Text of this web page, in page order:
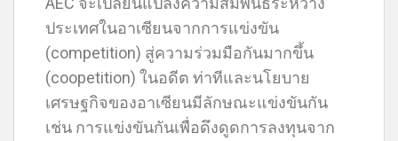
ประเทศในอาเซียนจากการแข่งขัน
(competition) สู่ความร่วมมือกันมากขึ้น
(coopetition) ในอดีต ท่าทีและนโยบาย
เศรษฐกิจของอาเซียนมีลักษณะแข่งขันกัน
เช่น การแข่งขันกันเพื่อดึงดูดการลงทุนจาก